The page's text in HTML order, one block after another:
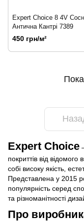
Expert Choice 8 4V
Антична Кантрі 7389
450 грн/м²
Expert Choice
покриттів від
собі високу якість,
Представлена у 2015
популярність серед
та різноманітності
Про